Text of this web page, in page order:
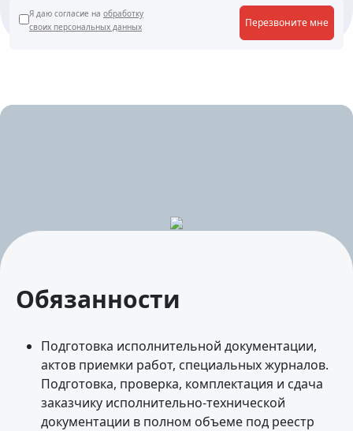
Я даю согласие на обработку
своих персональных данных
Перезвоните мне
Обязанности
Подготовка исполнительной документации,
актов приемки работ, специальных журналов.
Подготовка, проверка, комплектация и сдача
заказчику исполнительно-технической
документации в полном объеме под реестр